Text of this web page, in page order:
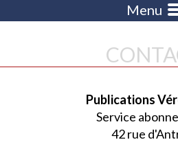
Menu
Publications
Service
42 rue